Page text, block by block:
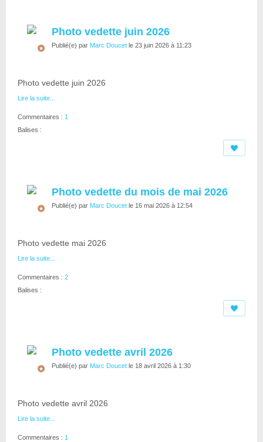
Photo vedette juin 2026
Publié(e) par Marc Doucet le 23 juin 2026 à 11:23
Photo vedette juin 2026
Lire la suite...
Commentaires : 1
Balises :
Photo vedette du mois de mai 2026
Publié(e) par Marc Doucet le 16 mai 2026 à 12:54
Photo vedette mai 2026
Lire la suite...
Commentaires : 2
Balises :
Photo vedette avril 2026
Publié(e) par Marc Doucet le 18 avril 2026 à 1:30
Photo vedette avril 2026
Lire la suite...
Commentaires : 1